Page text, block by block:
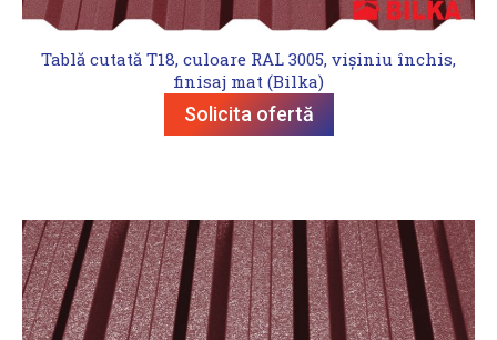
Tablă cutată T18, culoare RAL 3005, vișiniu închis,
finisaj mat (Bilka)
Solicita ofertă